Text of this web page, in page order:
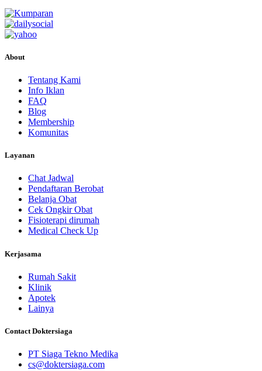
About
Tentang Kami
Info Iklan
FAQ
Blog
Membership
Komunitas
Layanan
Chat Jadwal
Pendaftaran Berobat
Belanja Obat
Cek Ongkir Obat
Fisioterapi dirumah
Medical Check Up
Kerjasama
Rumah Sakit
Klinik
Apotek
Lainya
Contact Doktersiaga
PT Siaga Tekno Medika
cs@doktersiaga.com